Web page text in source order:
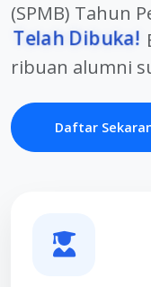
(SPMB) Tahun
Telah Dibuka!
ribuan alumni
Daftar